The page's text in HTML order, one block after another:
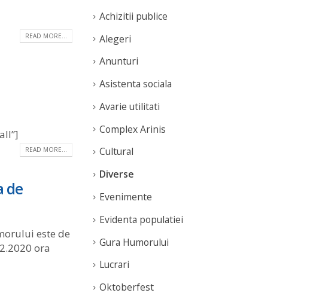
READ MORE...
READ MORE...
de
este de
ora
Achizitii publice
Alegeri
Anunturi
Asistenta sociala
Avarie utilitati
Complex Arinis
Cultural
Diverse
Evenimente
Evidenta populatiei
Gura Humorului
Lucrari
Oktoberfest